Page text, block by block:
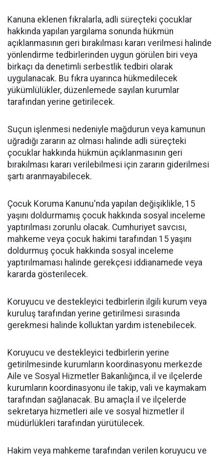
Kanuna eklenen fıkralarla, adli süreçteki çocuklar
hakkında yapılan yargılama sonunda hükmün
açıklanmasının geri bırakılması kararı verilmesi halinde
yönlendirme tedbirlerinden uygun görülen biri veya
birkaçı da denetimli serbestlik tedbiri olarak
uygulanacak. Bu fıkra uyarınca hükmedilecek
yükümlülükler, düzenlemede sayılan kurumlar
tarafından yerine getirilecek.
Suçun işlenmesi nedeniyle mağdurun veya kamunun
uğradığı zararın az olması halinde adli süreçteki
çocuklar hakkında hükmün açıklanmasının geri
bırakılması kararı verilebilmesi için zararın giderilmesi
şartı aranmayabilecek.
Çocuk Koruma Kanunu'nda yapılan değişiklikle, 15
yaşını doldurmamış çocuk hakkında sosyal inceleme
yaptırılması zorunlu olacak. Cumhuriyet savcısı,
mahkeme veya çocuk hakimi tarafından 15 yaşını
doldurmuş çocuk hakkında sosyal inceleme
yaptırılmaması halinde gerekçesi iddianamede veya
kararda gösterilecek.
Koruyucu ve destekleyici tedbirlerin ilgili kurum veya
kuruluş tarafından yerine getirilmesi sırasında
gerekmesi halinde kolluktan yardım istenebilecek.
Koruyucu ve destekleyici tedbirlerin yerine
getirilmesinde kurumların koordinasyonu merkezde
Aile ve Sosyal Hizmetler Bakanlığınca, il ve ilçelerde
kurumların koordinasyonu ile takip, vali ve kaymakam
tarafından sağlanacak. Bu amaçla il ve ilçelerde
sekretarya hizmetleri aile ve sosyal hizmetler il
müdürlükleri tarafından yürütülecek.
Hakim veya mahkeme tarafından verilen koruyucu ve